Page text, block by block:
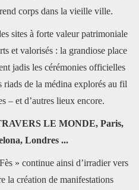
corps dans la vieille ville.
sites à forte valeur patrimoniale
et valorisés : la grandiose place
jadis les cérémonies officielles
riads de la médina explorés au fil
– et d’autres lieux encore.
LE MONDE, Paris,
Londres ...
» continue ainsi d’irradier vers
la création de manifestations